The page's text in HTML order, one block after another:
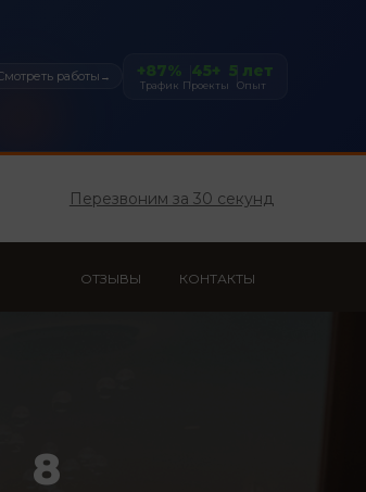
работы → +87%
Трафик
45+
Проекты
5 лет
Опыт
Перезвоним за 30 секунд
ОТЗЫВЫ КОНТАКТЫ
8